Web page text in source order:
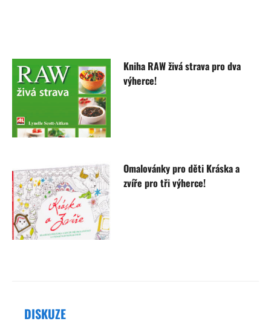
Kniha RAW živá strava pro dva
výherce!
Omalovánky pro děti Kráska a
zvíře pro tři výherce!
DISKUZE